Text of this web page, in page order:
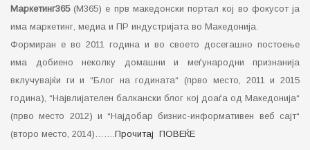
Маркетинг365(М365) е прв македонски портал кој во фокусот ја
има маркетинг, медиа и ПР индустријата во Македонија.
Формиран е во 2011 година и во своето досегашно постоење
има добиено неколку домашни и меѓународни признанија
вклучувајќи ги и “Блог на годината“ (прво место, 2011 и 2015
година), “Највлијателен балкански блог кој доаѓа од Македонија“
(прво место 2012) и “Најдобар бизнис-информативен веб сајт“
(второ место, 2014)……. Прочитај ПОВЕЌЕ